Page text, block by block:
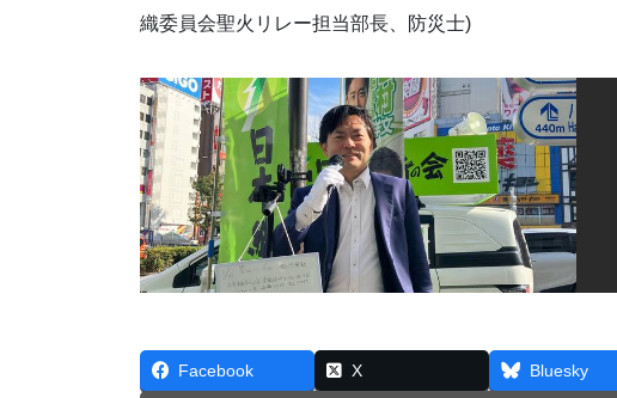
織委員会聖火リレー担当部長、防災士)
Facebook X Bluesky